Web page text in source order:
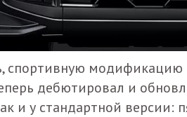
спортивную
дебютировал и
и у стандартной версии: